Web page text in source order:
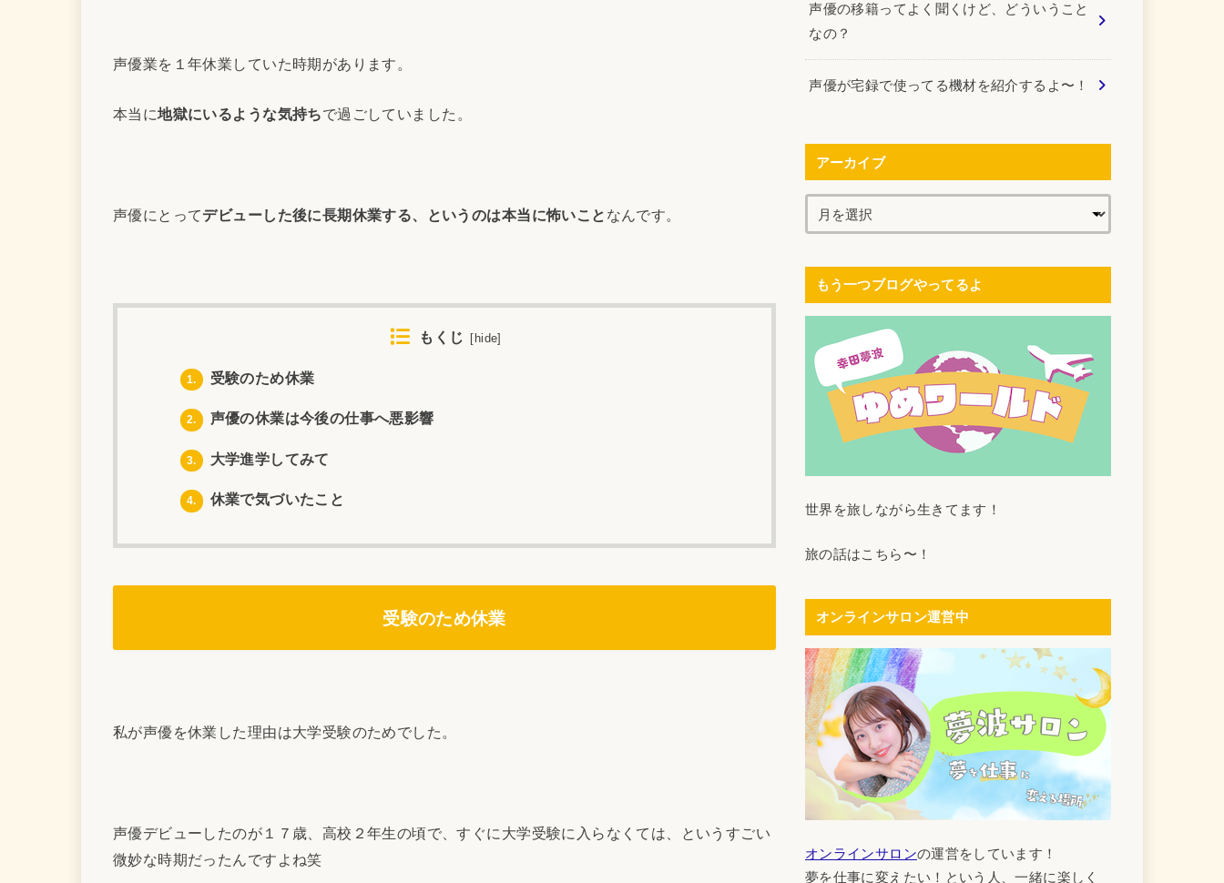
声優業を１年休業していた時期があります。
本当に地獄にいるような気持ちで過ごしていました。
声優にとってデビューした後に長期休業する、というのは本当に怖いこと なんです。
もくじ hide
1. 受験のため休業
2. 声優の休業は今後の仕事へ悪影響
3. 大学進学してみて
4. 休業で気づいたこと
受験のため休業
私が声優を休業した理由は大学受験のためでした。
声優デビューしたのが１７歳、高校２年生の頃で、すぐに大学受験に入らなくては、というすごい
微妙な時期だったんですよね笑
声優の移籍ってよく聞くけど、どういうこと
なの？
声優が宅録で使ってる機材を紹介するよ〜！
アーカイブ
もう一つブログやってるよ
世界を旅しながら生きてます！
旅の話はこちら〜！
オンラインサロン運営中
オンラインサロンの運営をしています！
夢を仕事に変えたい！という人、一緒に楽しく